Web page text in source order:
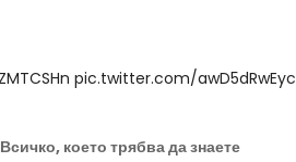
pic.twitter.com/awD5dRwEyc
което трябва да знаете